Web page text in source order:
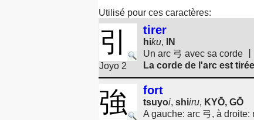
Utilisé pour ces caractères:
引
Joyo 2
tirer
hiku, IN
Un arc 弓 avec sa corde 丨
La corde de l'arc est
強 fort
tsuyoi, shiiru, KYŌ, GŌ
A gauche: arc 弓, à